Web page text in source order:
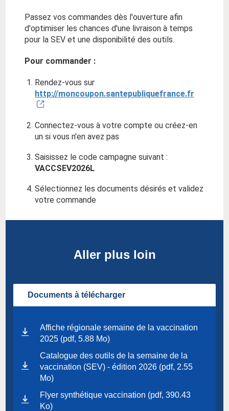
Passez vos commandes dès l'ouverture afin
d'optimiser les chances d'une livraison à temps
pour la SEV et une disponibilité des outils.
Pour commander :
Rendez-vous sur
http://moncoupon.santepubliquefrance.fr
Connectez-vous à votre compte ou créez-en
un si vous n'en avez pas
Saisissez le code campagne suivant :
VACCSEV2026L
Sélectionnez les documents désirés et validez
votre commande
Aller plus loin
Documents à télécharger
Affiche régionale semaine de la vaccination
2025 (pdf, 5.88 Mo)
Catalogue des outils de la semaine de la
vaccination (SEV) - édition 2026 (pdf, 2.55
Mo)
Flyer synthétique vaccination (pdf, 390.43
Ko)